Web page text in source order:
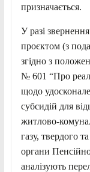
призначається.
У разі
проєктом (з
згідно з
№ 601 “Про
щодо
субсидій для
житлово-
газу, твердого
органи
аналізують